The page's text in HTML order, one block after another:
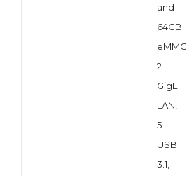
and
64GB
eMMC,
2
GigE
LAN,
5
USB
3.1,